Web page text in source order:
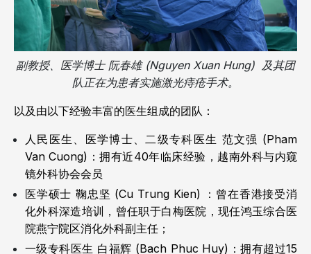
副教授、医学博士 阮春雄 (Nguyen Xuan Hung) 及其团
队正在为患者实施激光痔疮手术。
以及由以下经验丰富的医生组成的团队：
人民医生、医学博士、二级专科医生 范文强 (Pham
Van Cuong)：拥有近40年临床经验，越南外科与内窥
镜外科协会会员
医学硕士 鞠忠坚 (Cu Trung Kien) ：曾在香港接受消
化外科深造培训，曾任职于白梅医院，现任鸿玉综合医
院燕宁院区消化外科副主任；
一级专科医生 白福辉 (Bach Phuc Huy)：拥有超过15